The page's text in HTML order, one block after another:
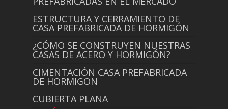
ESTRUCTURA Y CERRAMIENTO DE
CASA PREFABRICADA DE HORMIGÓN
¿CÓMO SE CONSTRUYEN NUESTRAS
CASAS DE ACERO Y HORMIGÓN?
CIMENTACIÓN CASA PREFABRICADA
DE HORMIGON
CUBIERTA PLANA